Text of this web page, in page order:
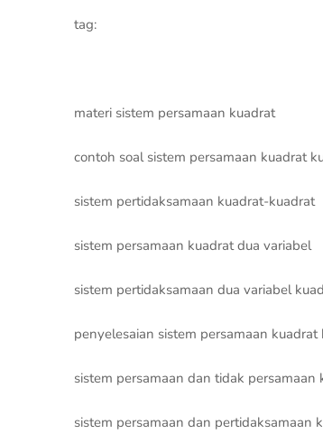
tag:
materi sistem persamaan kuadrat
contoh soal sistem persamaan kuadrat
sistem pertidaksamaan kuadrat-kuadrat
sistem persamaan kuadrat dua variabel
sistem pertidaksamaan dua variabel
penyelesaian sistem persamaan
sistem persamaan dan tidak persamaan
sistem persamaan dan pertidaksamaan